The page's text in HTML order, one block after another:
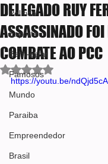
Política
Esporte
Bem-estar
Famosos
Mundo
Paraiba
Empreendedor
Brasil
DELEGADO RUY
ASSASSINADO
COMBATE AO PCC
Avaliado com NaN de
https://youtu.be/